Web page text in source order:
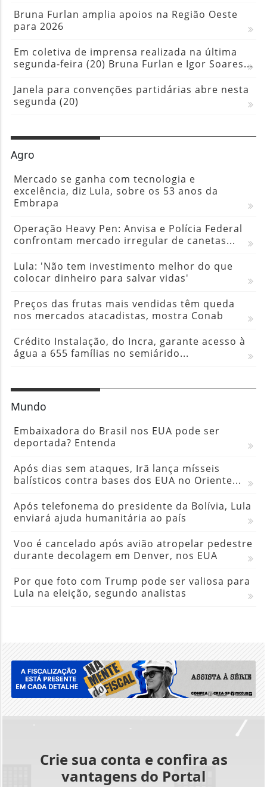
Bruna Furlan amplia apoios na Região Oeste
para 2026
Em coletiva de imprensa realizada na última
segunda-feira (20) Bruna Furlan e Igor Soares...
Janela para convenções partidárias abre nesta
segunda (20)
Agro
Mercado se ganha com tecnologia e
excelência, diz Lula, sobre os 53 anos da
Embrapa
Operação Heavy Pen: Anvisa e Polícia Federal
confrontam mercado irregular de canetas...
Lula: 'Não tem investimento melhor do que
colocar dinheiro para salvar vidas'
Preços das frutas mais vendidas têm queda
nos mercados atacadistas, mostra Conab
Crédito Instalação, do Incra, garante acesso à
água a 655 famílias no semiárido...
Mundo
Embaixadora do Brasil nos EUA pode ser
deportada? Entenda
Após dias sem ataques, Irã lança mísseis
balísticos contra bases dos EUA no Oriente...
Após telefonema do presidente da Bolívia, Lula
enviará ajuda humanitária ao país
Voo é cancelado após avião atropelar pedestre
durante decolagem em Denver, nos EUA
Por que foto com Trump pode ser valiosa para
Lula na eleição, segundo analistas
Crie sua conta e confira as
vantagens do Portal